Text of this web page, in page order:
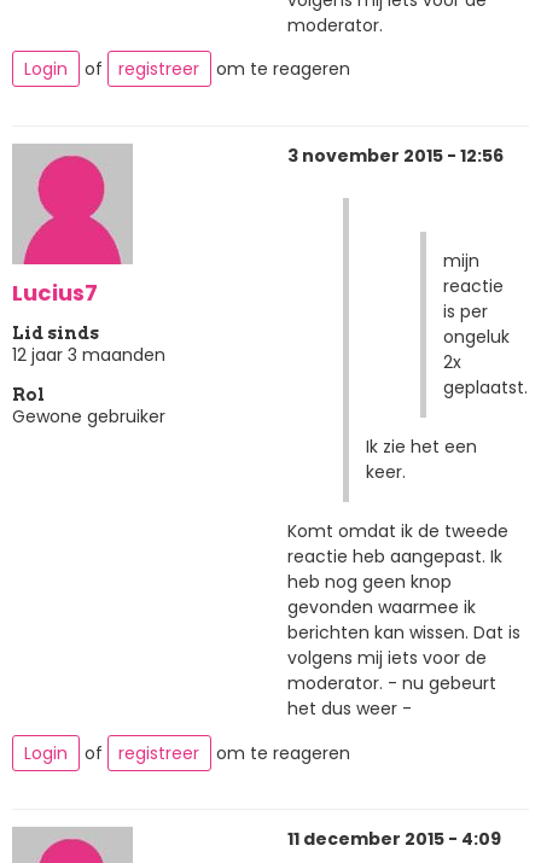
moderator.
Login
of registreer om te reageren
Lucius7
Lid sinds
12 jaar 3 maanden
Rol
Gewone gebruiker
3 november 2015 - 12:56
mijn
reactie
is per
ongeluk
2x
geplaatst.
Ik zie het een
keer.
Komt omdat ik de tweede
reactie heb aangepast. Ik
heb nog geen knop
gevonden waarmee ik
berichten kan wissen. Dat is
volgens mij iets voor de
moderator. - nu gebeurt
het dus weer -
Login
of registreer om te reageren
11 december 2015 - 4:09